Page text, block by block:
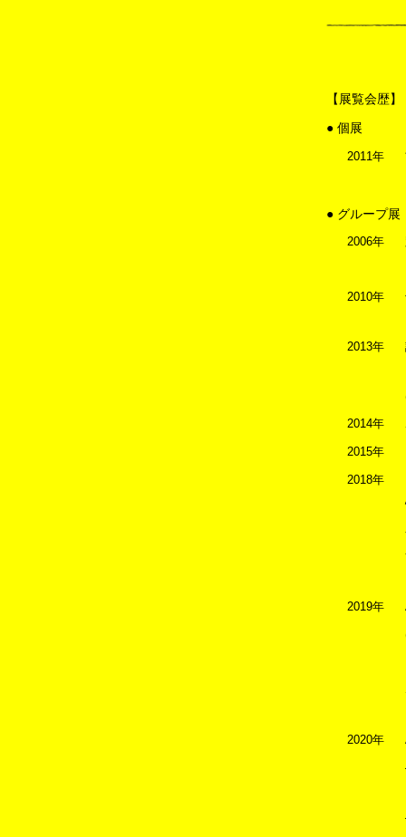
【展覧会歴】
● 個展
2011年
● グループ展
2006年
2010年
2013年
2014年
2015年
2018年
2019年
2020年